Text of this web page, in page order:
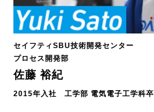
セイフティSBU技術開発センター
プロセス開発部
佐藤 裕紀
2015年入社 工学部 電気電子工学科卒